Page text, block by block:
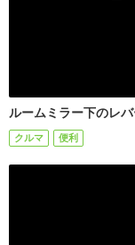
ルームミラー下のレ
クルマ 便利